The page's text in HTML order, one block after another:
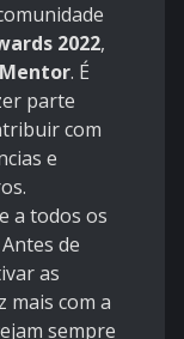
2022,
. É
parte
com
e
a todos os
de
as
mais com a
sempre